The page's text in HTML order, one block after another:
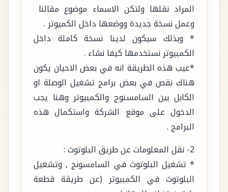
المراد نقلها ولتكن الاسماء موضوع مقالنا
وعمل نسخة جديدة ووضعها داخل الكميوتر .
* وبذلك سيكون لدينا نسخة كاملة داخل
الكمبيوتر نستخدمها كيفا نشاء .
*عيب هذه الطريقة انه في بعض الاحيان يكون
هناك نقص في بعض برامج تشغيل الوصلة او
الكابل بين السامسنوج والكمبيوتر وهنا يجب
الدخول على موقع الشركة واستكمال هذه
البرامج .
2- نقل المعلومات عن طريق البلوتوث :
* تشغيل البلوتوث في السامسونج , وتشغيل
البلوتوث في الكمبيوتر (عن طريقة قطعة